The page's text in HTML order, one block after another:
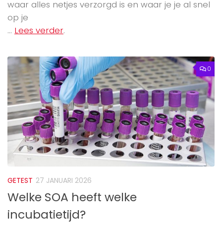
waar alles netjes verzorgd is en waar je je al snel
op je
... Lees verder.
0
GETEST 27 JANUARI 2026
Welke SOA heeft welke
incubatietijd?